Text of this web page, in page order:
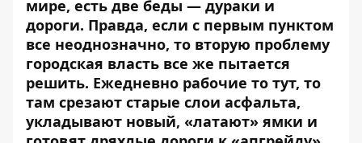
мире, есть две беды — дураки и
дороги. Правда, если с первым пунктом
все неоднозначно, то вторую проблему
городская власть все же пытается
решить. Ежедневно рабочие то тут, то
там срезают старые слои асфальта,
укладывают новый, «латают» ямки и